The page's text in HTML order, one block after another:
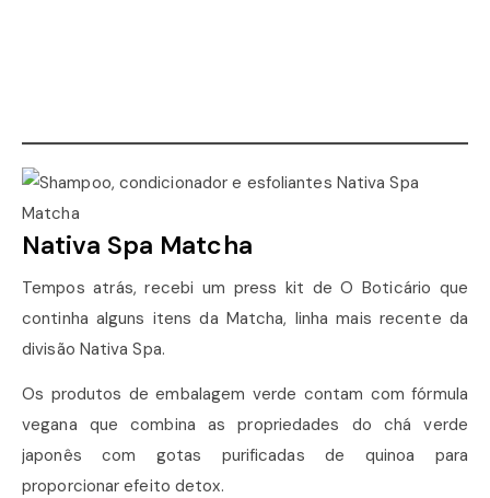
Nativa Spa Matcha
Tempos atrás, recebi um press kit de O Boticário que
continha alguns itens da Matcha, linha mais recente da
divisão Nativa Spa.
Os produtos de embalagem verde contam com fórmula
vegana que combina as propriedades do chá verde
japonês com gotas purificadas de quinoa para
proporcionar efeito detox.